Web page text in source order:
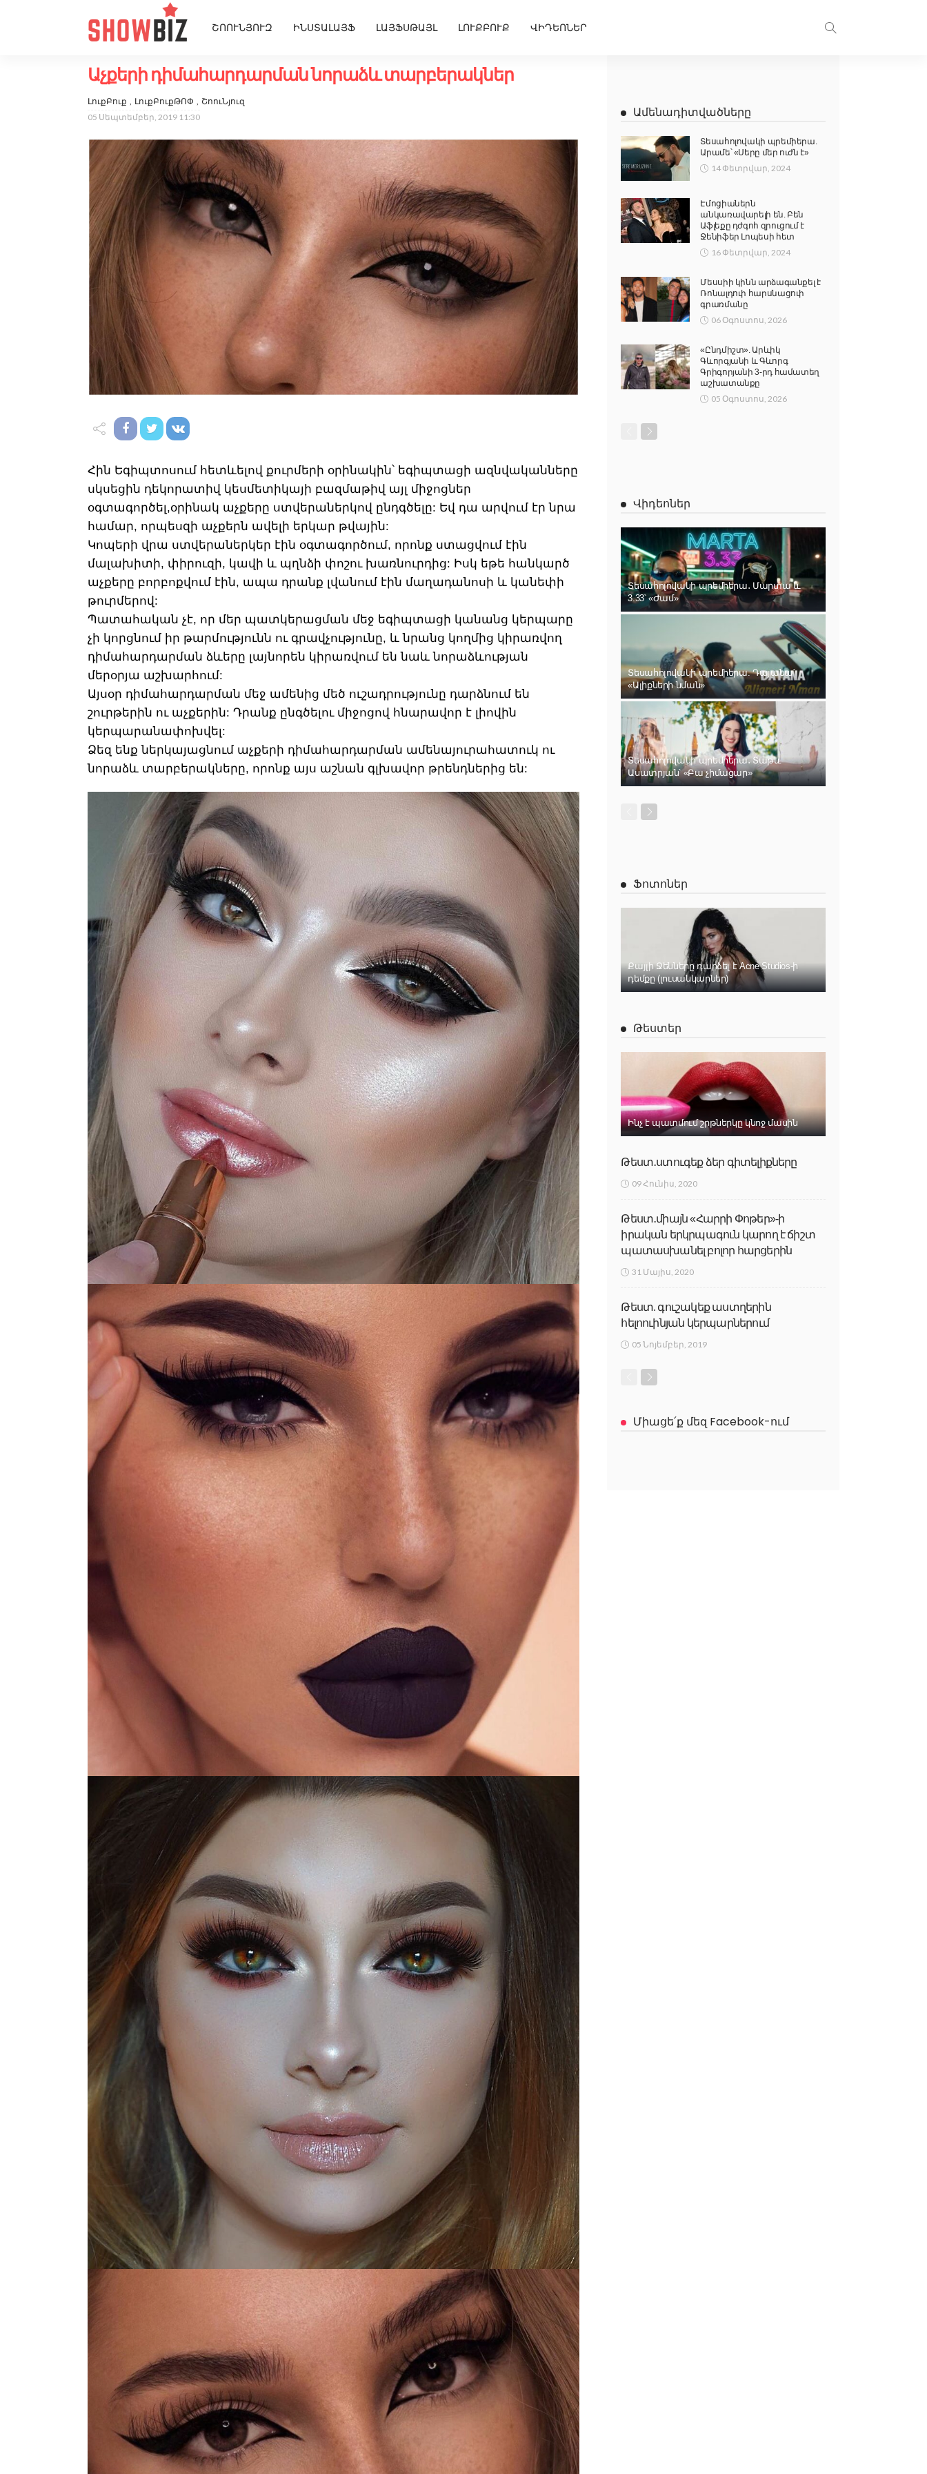
ՇՈՈՒՆՅՈՒԶ ԻՆՍՏԱԼԱՅՖ ԼԱՅՖՍԹԱՅԼ ԼՈՒՔԲՈՒՔ ՎԻԴԵՈՆԵՐ
Աչքերի դիմահարդարման նորաձև տարբերակներ
ԼուքԲուք ԼուքԲուքԹՈՓ
ՇոուՆյուզ
05 Սեպտեմբեր, 2019 11:30
Հին Եգիպտոսում հետևելով քուրմերի օրինակին՝ եգիպտացի ազնվականները
սկսեցին դեկորատիվ կեսմետիկայի բազմաթիվ այլ միջոցներ
օգտագործել,օրինակ աչքերը ստվերաներկով ընդգծելը: Եվ դա արվում էր նրա
համար, որպեսզի աչքերն ավելի երկար թվային:
Կոպերի վրա ստվերաներկեր էին օգտագործում, որոնք ստացվում էին
մալախիտի, փիրուզի, կավի և պղնձի փոշու խառնուրդից: Իսկ եթե հանկարծ
աչքերը բորբոքվում էին, ապա դրանք լվանում էին մաղադանոսի և կանեփի
թուրմերով:
Պատահական չէ, որ մեր պատկերացման մեջ եգիպտացի կանանց կերպարը
չի կորցնում իր թարմությունն ու գրավչությունը, և նրանց կողմից կիրառվող
դիմահարդարման ձևերը լայնորեն կիրառվում են նաև նորաձևության
մերօրյա աշխարհում:
Այսօր դիմահարդարման մեջ ամենից մեծ ուշադրությունը դարձնում են
շուրթերին ու աչքերին: Դրանք ընգծելու միջոցով հնարավոր է լիովին
կերպարանափոխվել:
Ձեզ ենք ներկայացնում աչքերի դիմահարդարման ամենայուրահատուկ ու
նորաձև տարբերակները, որոնք այս աշնան գլխավոր թրենդներից են:
Ամենադիտվածները
Տեսահոլովակի պրեմիերա.
Արամե՝ «Սերը մեր ուժն է»
14 Փետրվար, 2024
Էմոցիաներն
անկառավարելի են. Բեն
Աֆլեքը դժգոհ զրուցում է
Ջենիֆեր Լոպեսի հետ
16 Փետրվար, 2024
Մեսսիի կինն արձագանքել է
Ռոնալդուի հարսնացուի
գրառմանը
06 Օգոստոս, 2026
«Ընդմիշտ». Արևիկ
Գևորգյանի և Գևորգ
Գրիգորյանի 3-րդ համատեղ
աշխատանքը
05 Օգոստոս, 2026
Վիդեոներ
Տեսահոլովակի պրեմիերա․ Մարտա և
3.33՝ «Ժամ»
Տեսահոլովակի պրեմիերա. Դայանա՝
«Ալիքների նման»
Տեսահոլովակի պրեմիերա․ Տաթև
Ասատրյան՝ «Բա չիմացար»
Ֆոտոներ
Քայլի Ջենները դարձել է Acne Studios-ի
դեմքը (լուսանկարներ)
Թեստեր
Ինչ է պատմում շրթներկը կնոջ մասին
Թեստ․ստուգեք ձեր գիտելիքները
09 Հունիս, 2020
Թեստ․միայն «Հարրի Փոթեր»-ի
իրական երկրպագուն կարող է ճիշտ
պատասխանել բոլոր հարցերին
31 Մայիս, 2020
Թեստ. գուշակեք աստղերին
հելոուինյան կերպարներում
05 Նոյեմբեր, 2019
Միացե՛ք մեզ Facebook-ում